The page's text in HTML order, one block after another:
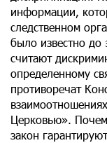
информации,
следственном
было известно до
считают
определенному
противоречат
Церковью».
закон